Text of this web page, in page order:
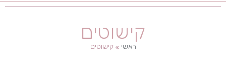
קישוטים
ראשי »קישוטים